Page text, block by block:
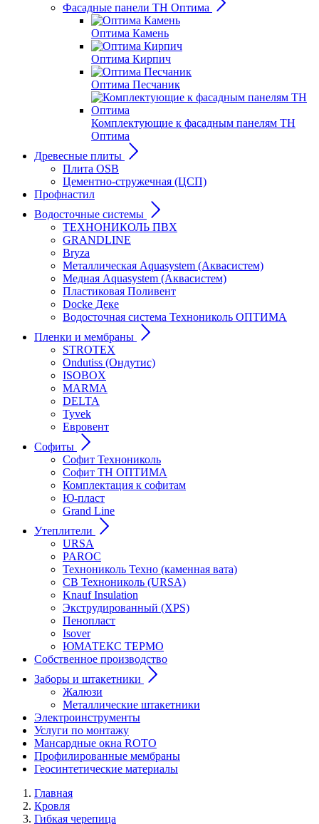
Фасадные панели ТН Оптима
Оптима Камень
Оптима Кирпич
Оптима Песчаник
Комплектующие к фасадным панелям ТН
Оптима
Древесные плиты
Плита OSB
Цементно-стружечная (ЦСП)
Профнастил
Водосточные системы
ТЕХНОНИКОЛЬ ПВХ
GRANDLINE
Bryza
Металлическая Aquasystem (Аквасистем)
Медная Aquasystem (Аквасистем)
Пластиковая Поливент
Docke Деке
Водосточная система Технониколь ОПТИМА
Пленки и мембраны
STROTEX
Ondutiss (Ондутис)
ISOBOX
MARMA
DELTA
Tyvek
Евровент
Софиты
Софит Технониколь
Софит ТН ОПТИМА
Комплектация к софитам
Ю-пласт
Grand Line
Утеплители
URSA
PAROC
Технониколь Техно (каменная вата)
СВ Технониколь (URSA)
Knauf Insulation
Экструдированный (XPS)
Пенопласт
Isover
ЮМАТЕКС ТЕРМО
Собственное производство
Заборы и штакетники
Жалюзи
Металлические штакетники
Электроинструменты
Услуги по монтажу
Мансардные окна ROTO
Профилированные мембраны
Геосинтетические материалы
Главная
Кровля
Гибкая черепица